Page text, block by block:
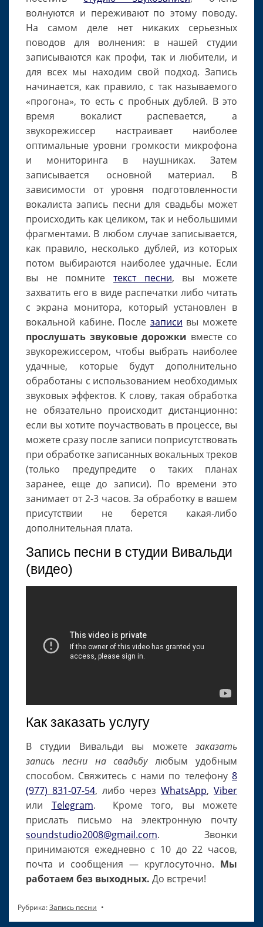
волнуются и переживают по этому поводу.
На самом деле нет никаких серьезных
поводов для волнения: в нашей студии
записываются как профи, так и любители, и
для всех мы находим свой подход. Запись
начинается, как правило, с так называемого
«прогона», то есть с пробных дублей. В это
время вокалист распевается, а
звукорежиссер настраивает наиболее
оптимальные уровни громкости микрофона
и мониторинга в наушниках. Затем
записывается основной материал. В
зависимости от уровня подготовленности
вокалиста запись песни для свадьбы может
происходить как целиком, так и небольшими
фрагментами. В любом случае записывается,
как правило, несколько дублей, из которых
потом выбираются наиболее удачные. Если
вы не помните текст песни, вы можете
захватить его в виде распечатки либо читать
с экрана монитора, который установлен в
вокальной кабине. После записи вы можете
прослушать звуковые дорожки вместе со
звукорежиссером, чтобы выбрать наиболее
удачные, которые будут дополнительно
обработаны с использованием необходимых
звуковых эффектов. К слову, такая обработка
не обязательно происходит дистанционно:
если вы хотите поучаствовать в процессе, вы
можете сразу после записи поприсутствовать
при обработке записанных вокальных треков
(только предупредите о таких планах
заранее, еще до записи). По времени это
занимает от 2-3 часов. За обработку в вашем
присутствии не берется какая-либо
дополнительная плата.
Запись песни в студии Вивальди
(видео)
Как заказать услугу
В студии Вивальди вы можете заказать
запись песни на свадьбулюбым удобным
способом. Свяжитесь с нами по телефону 8
(977) 831-07-54, либо черезWhatsApp,Viber
или Telegram. Кроме того, вы можете
прислать письмо на электронную почту
soundstudio2008@gmail.com. Звонки
принимаются ежедневно с 10 до 22 часов,
почта и сообщения — круглосуточно. Мы
работаем без выходных. До встречи!
Рубрика:Запись песни